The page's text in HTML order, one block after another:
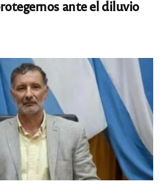
ante el diluvio